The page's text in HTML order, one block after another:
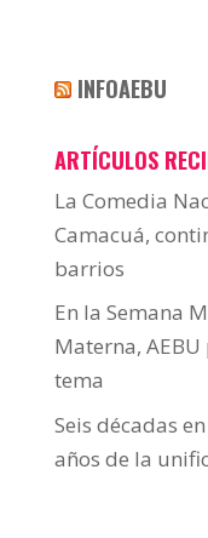
INFOAEBU
ARTÍCULOS
La Comedia
Camacuá,
barrios
En la Semana
Materna,
tema
Seis décadas
años de la